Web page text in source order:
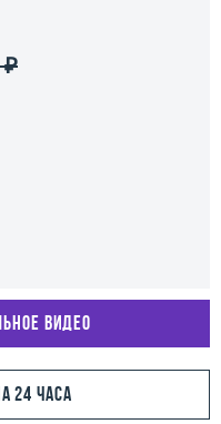
видео
24 часа